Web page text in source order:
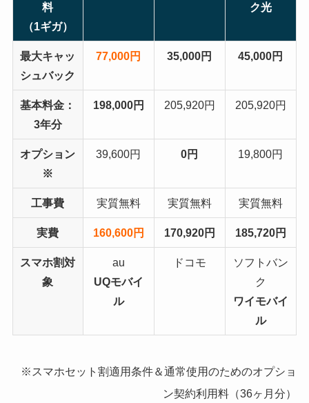
料
（1ギガ）
ク光
最大キャッ
シュバック
77,000円 35,000円 45,000円
基本料金：
3年分
198,000円 205,920円 205,920円
オプション
※
39,600円 0円 19,800円
工事費 実質無料 実質無料 実質無料
実費 160,600円 170,920円 185,720円
スマホ割対
象
au
UQモバイ
ル
ドコモ
ソフトバン
ク
ワイモバイ
ル
※スマホセット割適用条件＆通常使用のためのオプショ
ン契約利用料（36ヶ月分）